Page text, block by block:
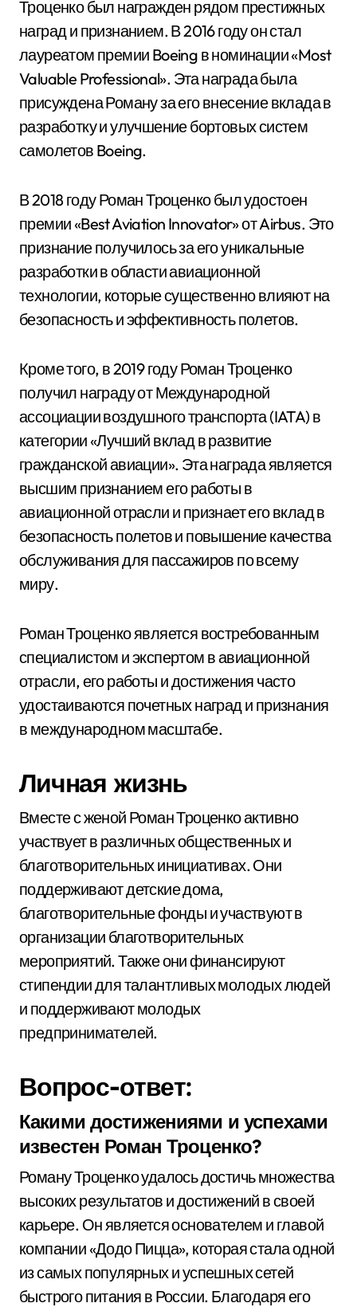
Троценко был награжден рядом престижных
наград и признанием. В 2016 году он стал
лауреатом премии Boeing в номинации «Most
Valuable Professional». Эта награда была
присуждена Роману за его внесение вклада в
разработку и улучшение бортовых систем
самолетов Boeing.
В 2018 году Роман Троценко был удостоен
премии «Best Aviation Innovator» от Airbus. Это
признание получилось за его уникальные
разработки в области авиационной
технологии, которые существенно влияют на
безопасность и эффективность полетов.
Кроме того, в 2019 году Роман Троценко
получил награду от Международной
ассоциации воздушного транспорта (IATA) в
категории «Лучший вклад в развитие
гражданской авиации». Эта награда является
высшим признанием его работы в
авиационной отрасли и признает его вклад в
безопасность полетов и повышение качества
обслуживания для пассажиров по всему
миру.
Роман Троценко является востребованным
специалистом и экспертом в авиационной
отрасли, его работы и достижения часто
удостаиваются почетных наград и признания
в международном масштабе.
Личная жизнь
Вместе с женой Роман Троценко активно
участвует в различных общественных и
благотворительных инициативах. Они
поддерживают детские дома,
благотворительные фонды и участвуют в
организации благотворительных
мероприятий. Также они финансируют
стипендии для талантливых молодых людей
и поддерживают молодых
предпринимателей.
Вопрос-ответ:
Какими достижениями и успехами
известен Роман Троценко?
Роману Троценко удалось достичь множества
высоких результатов и достижений в своей
карьере. Он является основателем и главой
компании «Додо Пицца», которая стала одной
из самых популярных и успешных сетей
быстрого питания в России. Благодаря его